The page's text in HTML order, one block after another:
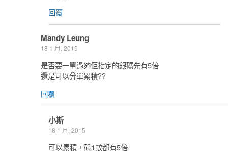
回覆
Mandy Leung
18 1 月, 2015
是否要一單過夠佢指定的銀碼先有5倍
還是可以分單累積??
回覆
小斯
18 1 月, 2015
可以累積，碌1蚊都有5倍